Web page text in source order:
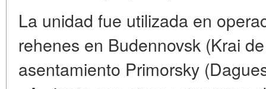
La unidad fue utilizada en
rehenes en Budennovsk (Krai
asentamiento Primorsky